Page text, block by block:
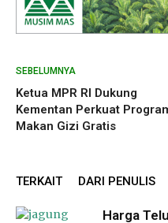
SEBELUMNYA
Ketua MPR RI Dukung
Kementan Perkuat
Makan Gizi Gratis
TERKAIT DARI PENULIS
Harga